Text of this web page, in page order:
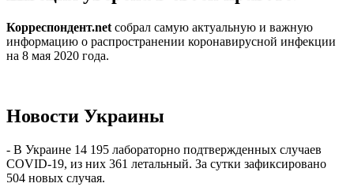
Корреспондент.net собрал самую актуальную и важную
информацию о распространении коронавирусной инфекции
на 8 мая 2020 года.
Новости Украины
- В Украине 14 195 лабораторно подтвержденных случаев
COVID-19, из них 361 летальный. За сутки зафиксировано
504 новых случая.